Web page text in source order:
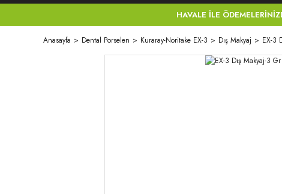
HAVALE İLE
Anasayfa Dental Porselen Kuraray-Noritake EX-3 Dış Makyaj EX-3